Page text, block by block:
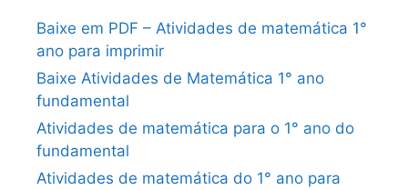
Baixe em PDF – Atividades de matemática 1°
ano para imprimir
Baixe Atividades de Matemática 1° ano
fundamental
Atividades de matemática para o 1° ano do
fundamental
Atividades de matemática do 1° ano para